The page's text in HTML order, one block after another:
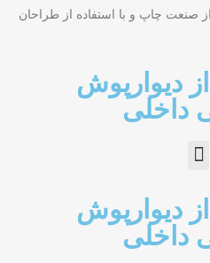
صنعت چاپ و با استفاده از طراحان
دیوارپوش
داخلی
دیوارپوش
داخلی